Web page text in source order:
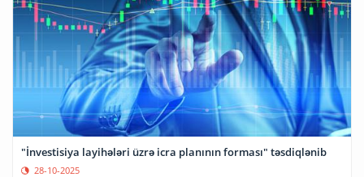
"İnvestisiya layihələri üzrə icra planının forması" təsdiqlənib
28-10-2025